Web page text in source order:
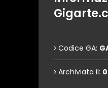
Codice GA:
Archiviata il: